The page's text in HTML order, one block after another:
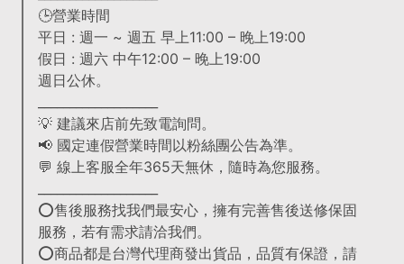
🕒營業時間
平日 : 週一 ~ 週五 早上11:00 – 晚上19:00
假日 : 週六 中午12:00 – 晚上19:00
週日公休。
💡 建議來店前先致電詢問。
📢 國定連假營業時間以粉絲團公告為準。
💬 線上客服全年365天無休，隨時為您服務。
⭕售後服務找我們最安心，擁有完善售後送修保固
服務，若有需求請洽我們。
⭕商品都是台灣代理商發出貨品，品質有保證，請